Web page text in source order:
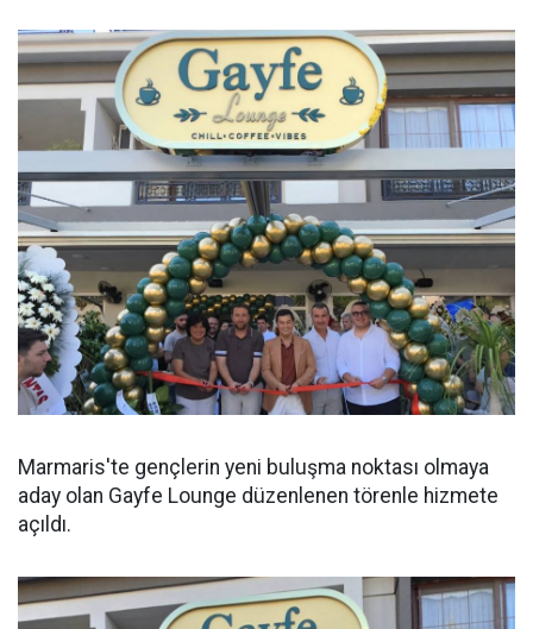
Marmaris'te gençlerin yeni buluşma noktası olmaya
aday olan Gayfe Lounge düzenlenen törenle hizmete
açıldı.